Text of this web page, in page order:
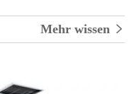
Mehr wissen 